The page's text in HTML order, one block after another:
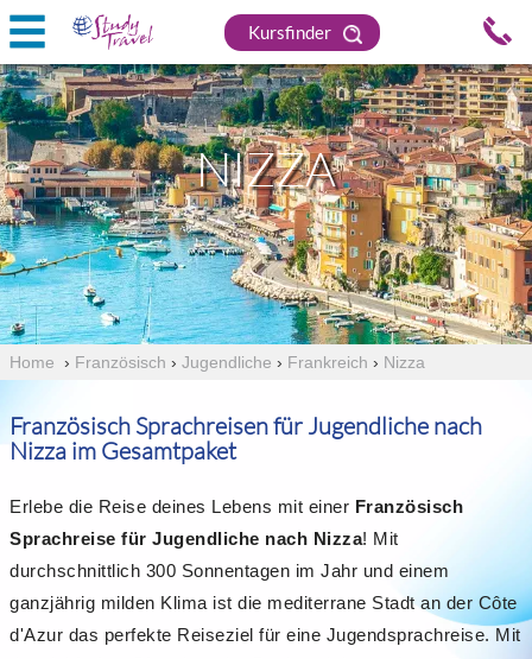
Kursfinder
NIZZA
Home › Französisch › Jugendliche › Frankreich › Nizza
Französisch Sprachreisen für Jugendliche nach
Nizza im Gesamtpaket
Erlebe die Reise deines Lebens mit einer Französisch
Sprachreise für Jugendliche nach Nizza! Mit
durchschnittlich 300 Sonnentagen im Jahr und einem
ganzjährig milden Klima ist die mediterrane Stadt an der Côte
d'Azur das perfekte Reiseziel für eine Jugendsprachreise. Mit